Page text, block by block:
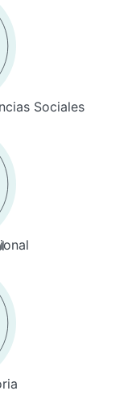
Sociales